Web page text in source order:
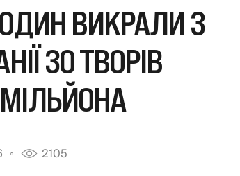
ВИКРАЛИ З
30 ТВОРІВ
2105